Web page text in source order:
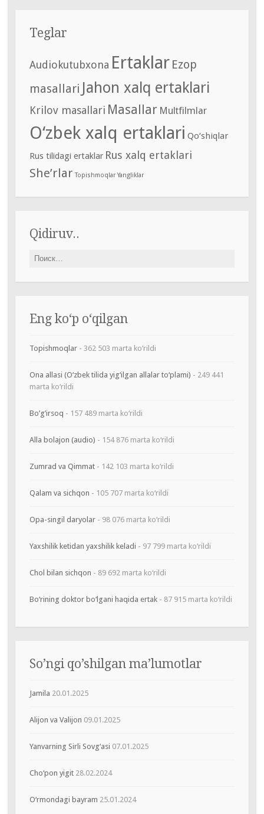
Teglar
Audiokutubxona Ertaklar Ezop
masallari Jahon xalq ertaklari
Krilov masallari Masallar Multfilmlar
O‘zbek xalq ertaklari Qo‘shiqlar
Rus tilidagi ertaklar Rus xalq ertaklari
She’rlar Topishmoqlar Yangliklar
Qidiruv..
Найти:
Eng ko‘p o‘qilgan
Topishmoqlar- 362 503 marta ko‘rildi
Ona allasi (O‘zbek tilida yig‘ilgan allalar to‘plami) - 249 441
marta ko‘rildi
Bo’g’irsoq - 157 489 marta ko‘rildi
Alla bolajon (audio) - 154 876 marta ko‘rildi
Zumrad va Qimmat- 142 103 marta ko‘rildi
Qalam va sichqon - 105 707 marta ko‘rildi
Opa-singil daryolar- 98 076 marta ko‘rildi
Yaxshilik ketidan yaxshilik keladi - 97 799 marta ko‘rildi
Chol bilan sichqon - 89 692 marta ko‘rildi
Bo‘rining doktor bo‘lgani haqida ertak- 87 915 marta ko‘rildi
So’ngi qo’shilgan ma’lumotlar
Jamila 20.01.2025
Alijon va Valijon 09.01.2025
Yanvarning Sirli Sovg‘asi 07.01.2025
Cho‘pon yigit 28.02.2024
O‘rmondagi bayram 25.01.2024